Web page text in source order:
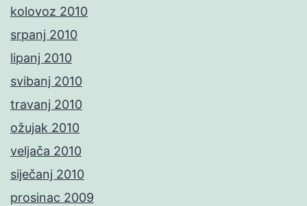
kolovoz 2010
srpanj 2010
lipanj 2010
svibanj 2010
travanj 2010
ožujak 2010
veljača 2010
siječanj 2010
prosinac 2009